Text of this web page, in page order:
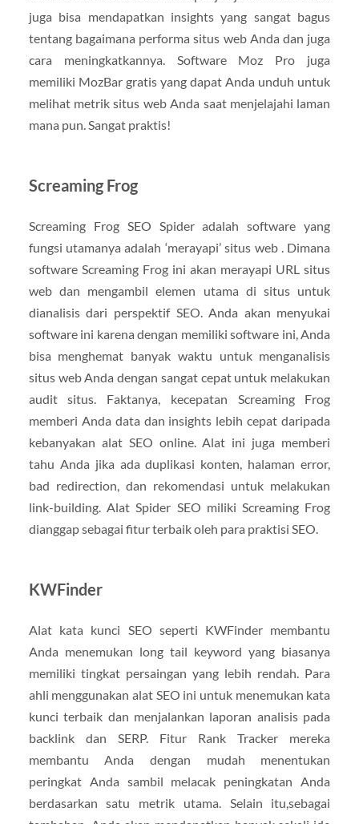
juga bisa mendapatkan insights yang sangat bagus
tentang bagaimana performa situs web Anda dan juga
cara meningkatkannya. Software Moz Pro juga
memiliki MozBar gratis yang dapat Anda unduh untuk
melihat metrik situs web Anda saat menjelajahi laman
mana pun. Sangat praktis!
Screaming Frog
Screaming Frog SEO Spider adalah software yang
fungsi utamanya adalah ‘merayapi’ situs web . Dimana
software Screaming Frog ini akan merayapi URL situs
web dan mengambil elemen utama di situs untuk
dianalisis dari perspektif SEO. Anda akan menyukai
software ini karena dengan memiliki software ini, Anda
bisa menghemat banyak waktu untuk menganalisis
situs web Anda dengan sangat cepat untuk melakukan
audit situs. Faktanya, kecepatan Screaming Frog
memberi Anda data dan insights lebih cepat daripada
kebanyakan alat SEO online. Alat ini juga memberi
tahu Anda jika ada duplikasi konten, halaman error,
bad redirection, dan rekomendasi untuk melakukan
link-building. Alat Spider SEO miliki Screaming Frog
dianggap sebagai fitur terbaik oleh para praktisi SEO.
KWFinder
Alat kata kunci SEO seperti KWFinder membantu
Anda menemukan long tail keyword yang biasanya
memiliki tingkat persaingan yang lebih rendah. Para
ahli menggunakan alat SEO ini untuk menemukan kata
kunci terbaik dan menjalankan laporan analisis pada
backlink dan SERP. Fitur Rank Tracker mereka
membantu Anda dengan mudah menentukan
peringkat Anda sambil melacak peningkatan Anda
berdasarkan satu metrik utama. Selain itu,sebagai